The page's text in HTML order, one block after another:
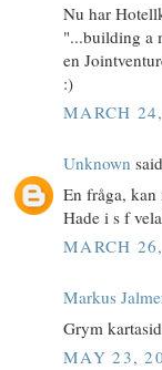
Nu har
"...building a
en
:)
MARCH
Unknown
En fråga,
Hade i s f
MARCH
Markus
Grym
MAY 23,